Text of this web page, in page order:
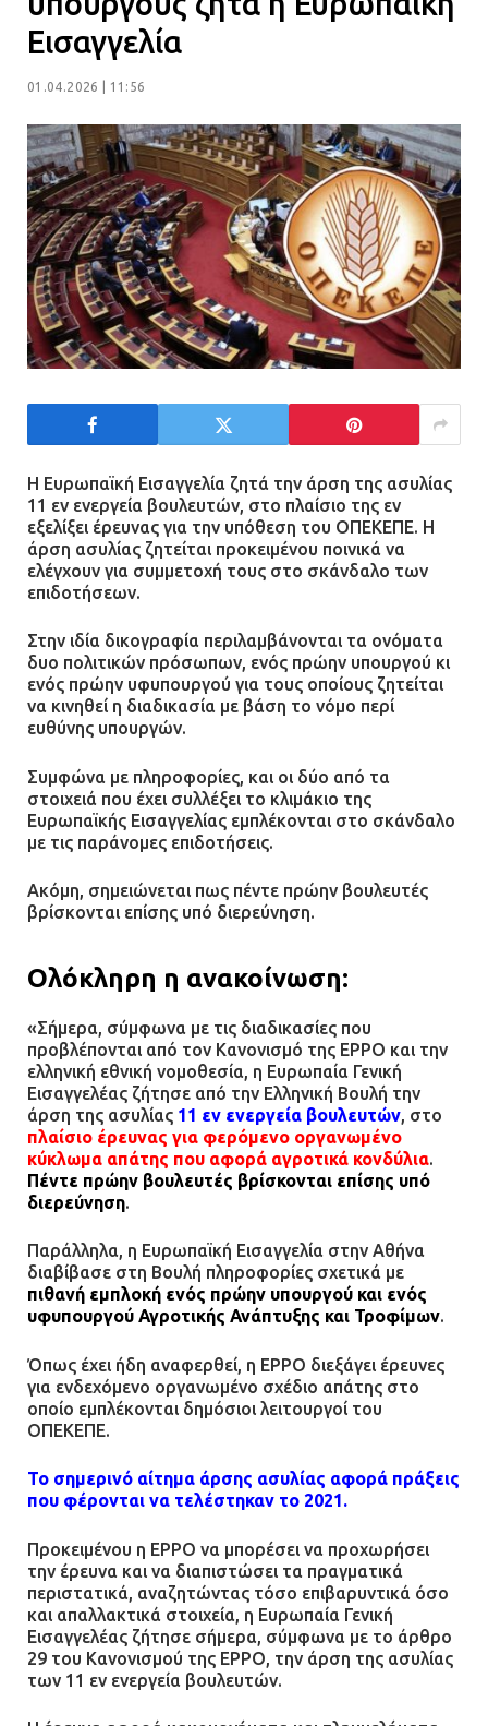
Τηλεφωνικές απάτες με λεία
130.000 ευρώ στην Αττική
13.07.2026 | 20:44
Ασπρόπυργος: Πέθανε ένας από
μεγάλης έκρηξης στο εργοστάσιο
12.07.2026 | 15:07
Άργος: Στη φυλακή οι δύο
αστυνομικοί για τους
πυροβολισμούς κατά του 20χρονου
με αναπηρία
Ένα πουλί «υπεύθυνο» για την
πρωινή διακοπή ρεύματος στη
Μάνδρα
09.07.2026 | 11:12
Φωτιά σε επιχείρηση στον
Ασπρόπυργο – Ήχησε το 112
ανθρωποκτονίας στους δύο
αστυνομικούς
08.07.2026 | 22:30
Ομαδικός βιασμός 19χρονης στο
Α.Τ. Ομονοίας: Ο Εισαγγελέας
πρότεινε την αθώωση των
αστυνομικών
Ο δήμαρχος Μάνδρας δώρισε όλους
τους μισθούς του 2025 στο Θριάσιο
για μηχάνημα καρδιολογικών
επεμβάσεων
08.07.2026 | 15:02
ΔΗΜΟΣ ΜΑΝΔΡΑΣ ΕΙΔΥΛΛΙΑΣ: Δύο
08.07.2026 | 09:40
Ομάδα ατόμων επιτέθηκε με
ρόπαλα και μαχαίρια σε δύο
ανήλικους
08.07.2026 | 09:38
Εισαγγελία
01.04.2026 | 11:56
H Ευρωπαϊκή Εισαγγελία ζητά την άρση της ασυλίας
11 εν ενεργεία βουλευτών, στο πλαίσιο της εν
εξελίξει έρευνας για την υπόθεση του ΟΠΕΚΕΠΕ. Η
άρση ασυλίας ζητείται προκειμένου ποινικά να
ελέγχουν για συμμετοχή τους στο σκάνδαλο των
επιδοτήσεων.
Στην ιδία δικογραφία περιλαμβάνονται τα ονόματα
δυο πολιτικών πρόσωπων, ενός πρώην υπουργού κι
ενός πρώην υφυπουργού για τους οποίους ζητείται
να κινηθεί η διαδικασία με βάση το νόμο περί
ευθύνης υπουργών.
Συμφώνα με πληροφορίες, και οι δύο από τα
στοιχειά που έχει συλλέξει το κλιμάκιο της
Ευρωπαϊκής Εισαγγελίας εμπλέκονται στο σκάνδαλο
με τις παράνομες επιδοτήσεις.
Ακόμη, σημειώνεται πως πέντε πρώην βουλευτές
βρίσκονται επίσης υπό διερεύνηση.
Ολόκληρη η ανακοίνωση:
«Σήμερα, σύμφωνα με τις διαδικασίες που
προβλέπονται από τον Κανονισμό της EPPO και την
ελληνική εθνική νομοθεσία, η Ευρωπαία Γενική
Εισαγγελέας ζήτησε από την Ελληνική Βουλή την
άρση της ασυλίας 11 εν ενεργεία βουλευτών , στο
πλαίσιο έρευνας για φερόμενο οργανωμένο
κύκλωμα απάτης που αφορά αγροτικά κονδύλια.
Πέντε πρώην βουλευτές βρίσκονται επίσης υπό
διερεύνηση.
Παράλληλα, η Ευρωπαϊκή Εισαγγελία στην Αθήνα
διαβίβασε στη Βουλή πληροφορίες σχετικά με
πιθανή εμπλοκή ενός πρώην υπουργού και ενός
υφυπουργού Αγροτικής Ανάπτυξης και Τροφίμων.
Όπως έχει ήδη αναφερθεί, η EPPO διεξάγει έρευνες
για ενδεχόμενο οργανωμένο σχέδιο απάτης στο
οποίο εμπλέκονται δημόσιοι λειτουργοί του
ΟΠΕΚΕΠΕ.
Το σημερινό αίτημα άρσης ασυλίας αφορά πράξεις
που φέρονται να τελέστηκαν το 2021.
Προκειμένου η EPPO να μπορέσει να προχωρήσει
την έρευνα και να διαπιστώσει τα πραγματικά
περιστατικά, αναζητώντας τόσο επιβαρυντικά όσο
και απαλλακτικά στοιχεία, η Ευρωπαία Γενική
Εισαγγελέας ζήτησε σήμερα, σύμφωνα με το άρθρο
29 του Κανονισμού της EPPO, την άρση της ασυλίας
των 11 εν ενεργεία βουλευτών.